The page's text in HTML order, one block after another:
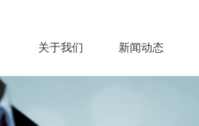
关于我们 新闻动态